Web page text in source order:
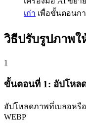
เก่า เพื่อขั้นตอนก
วิธีปรับรูปภาพ
1
ขั้นตอนที่ 1: อัปโหล
อัปโหลดภาพที่เบลอหรือ
WEBP